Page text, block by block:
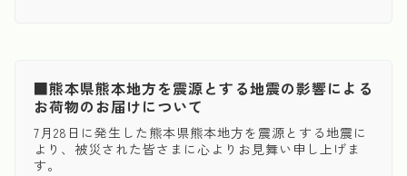
■熊本県熊本地方を震源とする地震の影響による
お荷物のお届けについて
7月28日に発生した熊本県熊本地方を震源とする地震に
より、被災された皆さまに心よりお見舞い申し上げま
す。